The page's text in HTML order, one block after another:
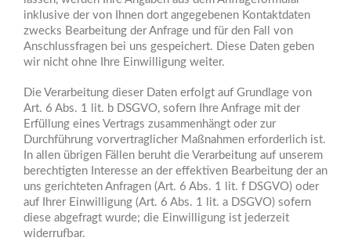
inklusive der von Ihnen dort angegebenen Kontaktdaten
zwecks Bearbeitung der Anfrage und für den Fall von
Anschlussfragen bei uns gespeichert. Diese Daten geben
wir nicht ohne Ihre Einwilligung weiter.
Die Verarbeitung dieser Daten erfolgt auf Grundlage von
Art. 6 Abs. 1 lit. b DSGVO, sofern Ihre Anfrage mit der
Erfüllung eines Vertrags zusammenhängt oder zur
Durchführung vorvertraglicher Maßnahmen erforderlich ist.
In allen übrigen Fällen beruht die Verarbeitung auf unserem
berechtigten Interesse an der effektiven Bearbeitung der an
uns gerichteten Anfragen (Art. 6 Abs. 1 lit. f DSGVO) oder
auf Ihrer Einwilligung (Art. 6 Abs. 1 lit. a DSGVO) sofern
diese abgefragt wurde; die Einwilligung ist jederzeit
widerrufbar.